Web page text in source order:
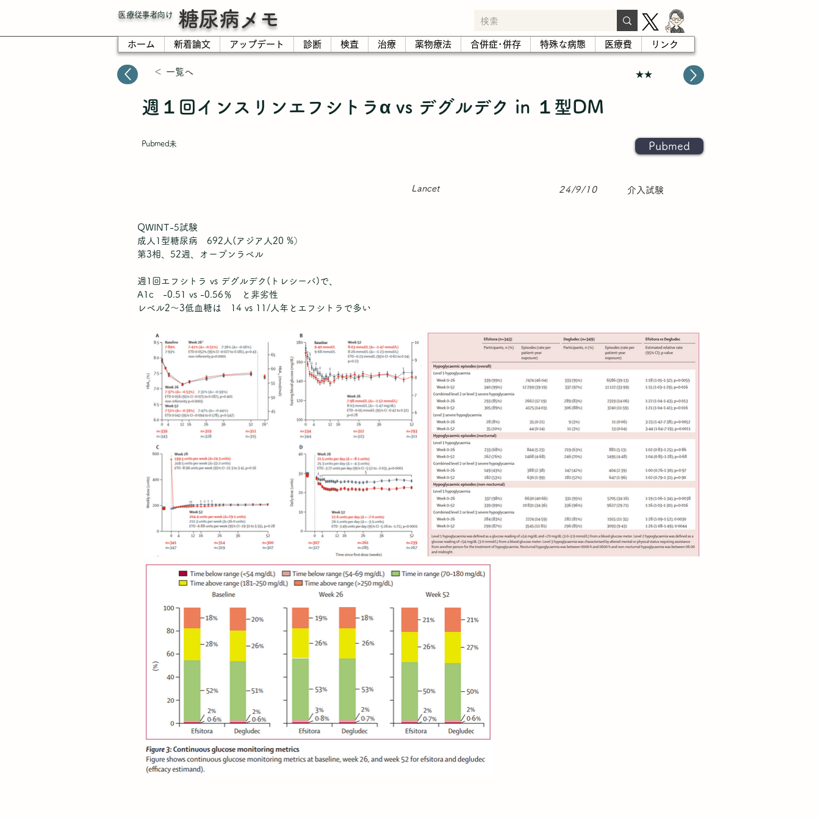
​医療従事者向け 糖尿病メモ
ホーム 新着論文 アップデート 診断 検査 治療 薬物療法 合併症･併存 特殊な病態 医療費 リンク
＜ 一覧へ ★★
週１回インスリンエフシトラα vs デグルデク in １型DM
Pubmed未
24/9/10
Lancet
Pubmed
介入試験
QWINT-5試験
成人1型糖尿病 692人(アジア人20 %）
第3相、52週、オープンラベル
週1回エフシトラ vs デグルデク(トレシーバ)で、
A1c -0.51 vs -0.56％ と非劣性
レベル2～3低血糖は 14 vs 11/人年とエフシトラで多い